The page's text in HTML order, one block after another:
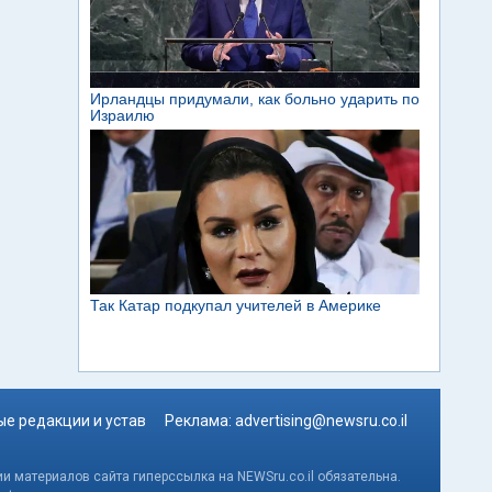
редакции и устав Реклама: advertising@newsru.co.il
сайта гиперссылка на NEWSru.co.il обязательна.